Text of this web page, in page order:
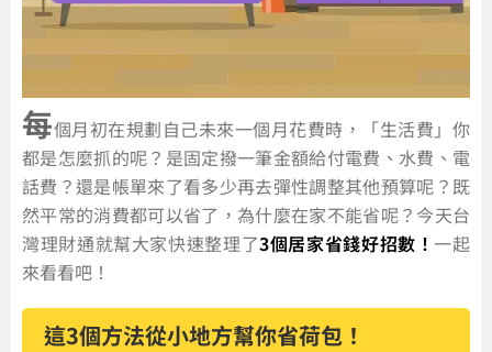
每個月初在規劃自己未來一個月花費時，「生活費」你
都是怎麼抓的呢？是固定撥一筆金額給付電費、水費、電
話費？還是帳單來了看多少再去彈性調整其他預算呢？既
然平常的消費都可以省了，為什麼在家不能省呢？今天台
灣理財通就幫大家快速整理了3個居家省錢好招數！一起
來看看吧！
這3個方法從小地方幫你省荷包！